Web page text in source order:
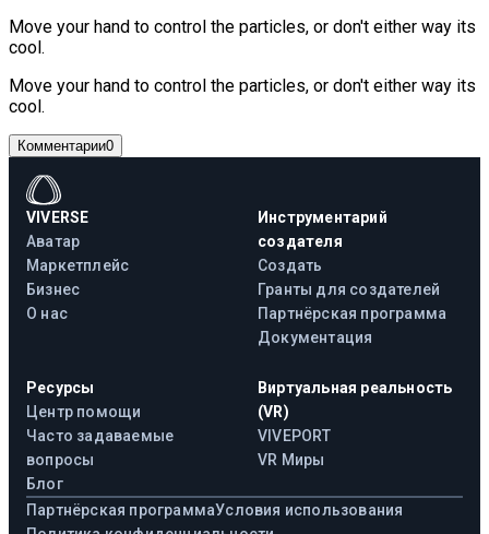
Move your hand to control the particles, or don't either way its
cool.
Move your hand to control the particles, or don't either way its
cool.
Комментарии0
VIVERSE
Аватар
Маркетплейс
Бизнес
О нас
Инструментарий
создателя
Создать
Гранты для создателей
Партнёрская программа
Документация
Ресурсы
Центр помощи
Часто задаваемые
вопросы
Блог
Виртуальная реальность
(VR)
VIVEPORT
VR Миры
Партнёрская программаУсловия использования